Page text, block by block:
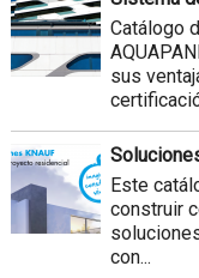
Catálogo
sus
Este
construir
con...